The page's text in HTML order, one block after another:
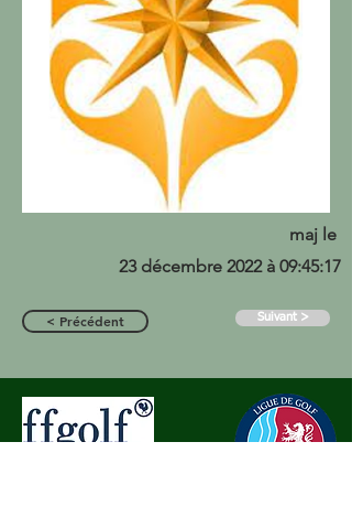
maj le
23 décembre 2022 à 09:45:17
< Précédent Suivant >